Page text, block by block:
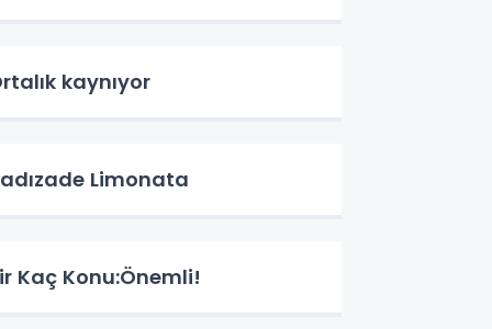
kaynıyor
Limonata
Kaç Konu:Önemli!